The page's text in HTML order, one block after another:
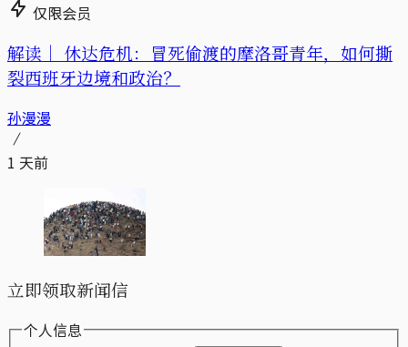
仅限会员
解读｜ 休达危机：冒死偷渡的摩洛哥青年，如何撕
裂西班牙边境和政治？
孙漫漫
1 天前
立即领取新闻信
个人信息